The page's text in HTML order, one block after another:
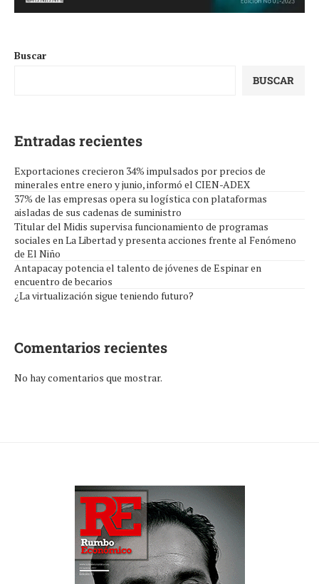
Buscar
BUSCAR
Entradas recientes
Exportaciones crecieron 34% impulsados por precios de
minerales entre enero y junio, informó el CIEN-ADEX
37% de las empresas opera su logística con plataformas
aisladas de sus cadenas de suministro
Titular del Midis supervisa funcionamiento de programas
sociales en La Libertad y presenta acciones frente al Fenómeno
de El Niño
Antapacay potencia el talento de jóvenes de Espinar en
encuentro de becarios
¿La virtualización sigue teniendo futuro?
Comentarios recientes
No hay comentarios que mostrar.